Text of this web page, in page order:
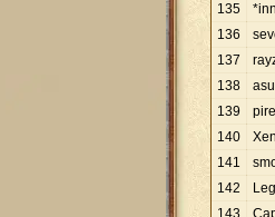
135
136
137
138
139
140
141
142
143